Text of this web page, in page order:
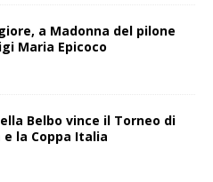
a Madonna del pilone
Maria Epicoco
Belbo vince il Torneo di
e la Coppa Italia